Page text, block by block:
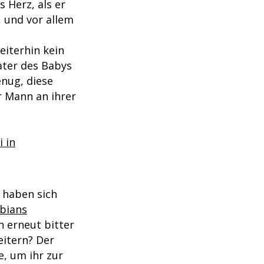
Herz, als er
und vor allem
kein
des Babys
diese
Mann an ihrer
in
haben sich
erneut bitter
Der
um ihr zur